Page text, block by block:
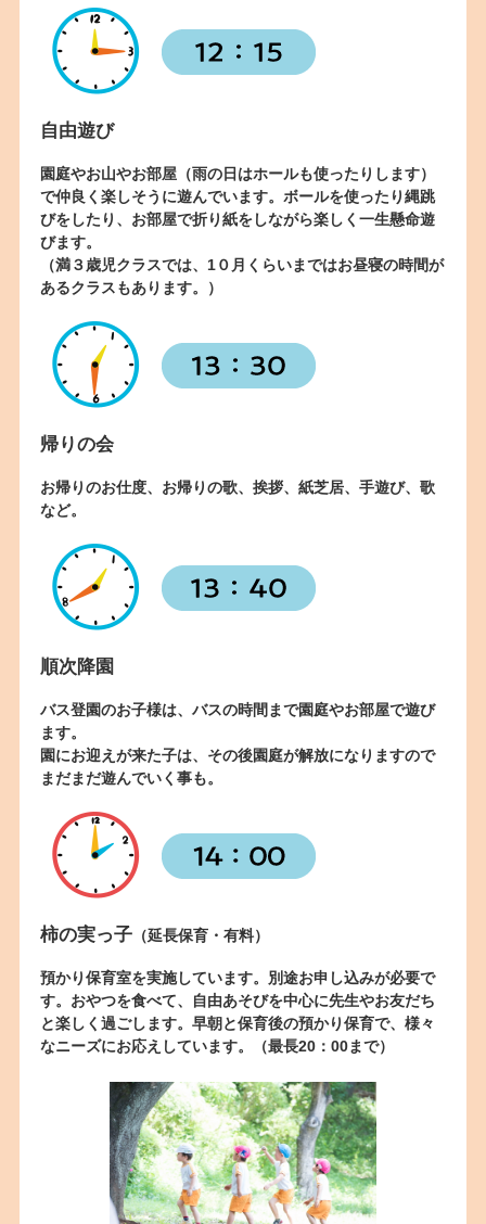
自由遊び
園庭やお山やお部屋（雨の日はホールも使ったりします）
で仲良く楽しそうに遊んでいます。ボールを使ったり縄跳
びをしたり、お部屋で折り紙をしながら楽しく一生懸命遊
びます。
（満３歳児クラスでは、1０月くらいまではお昼寝の時間が
あるクラスもあります。）
帰りの会
お帰りのお仕度、お帰りの歌、挨拶、紙芝居、手遊び、歌
など。
順次降園
バス登園のお子様は、バスの時間まで園庭やお部屋で遊び
ます。
園にお迎えが来た子は、その後園庭が解放になりますので
まだまだ遊んでいく事も。
柿の実っ子 （延長保育・有料）
預かり保育室を実施しています。別途お申し込みが必要で
す。おやつを食べて、自由あそびを中心に先生やお友だち
と楽しく過ごします。早朝と保育後の預かり保育で、様々
なニーズにお応えしています。（最長20：00まで）